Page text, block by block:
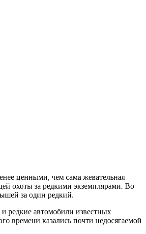
ценными, чем сама жевательная
охоты за редкими экземплярами. Во
за один редкий.
редкие автомобили известных
времени казались почти недосягаемой